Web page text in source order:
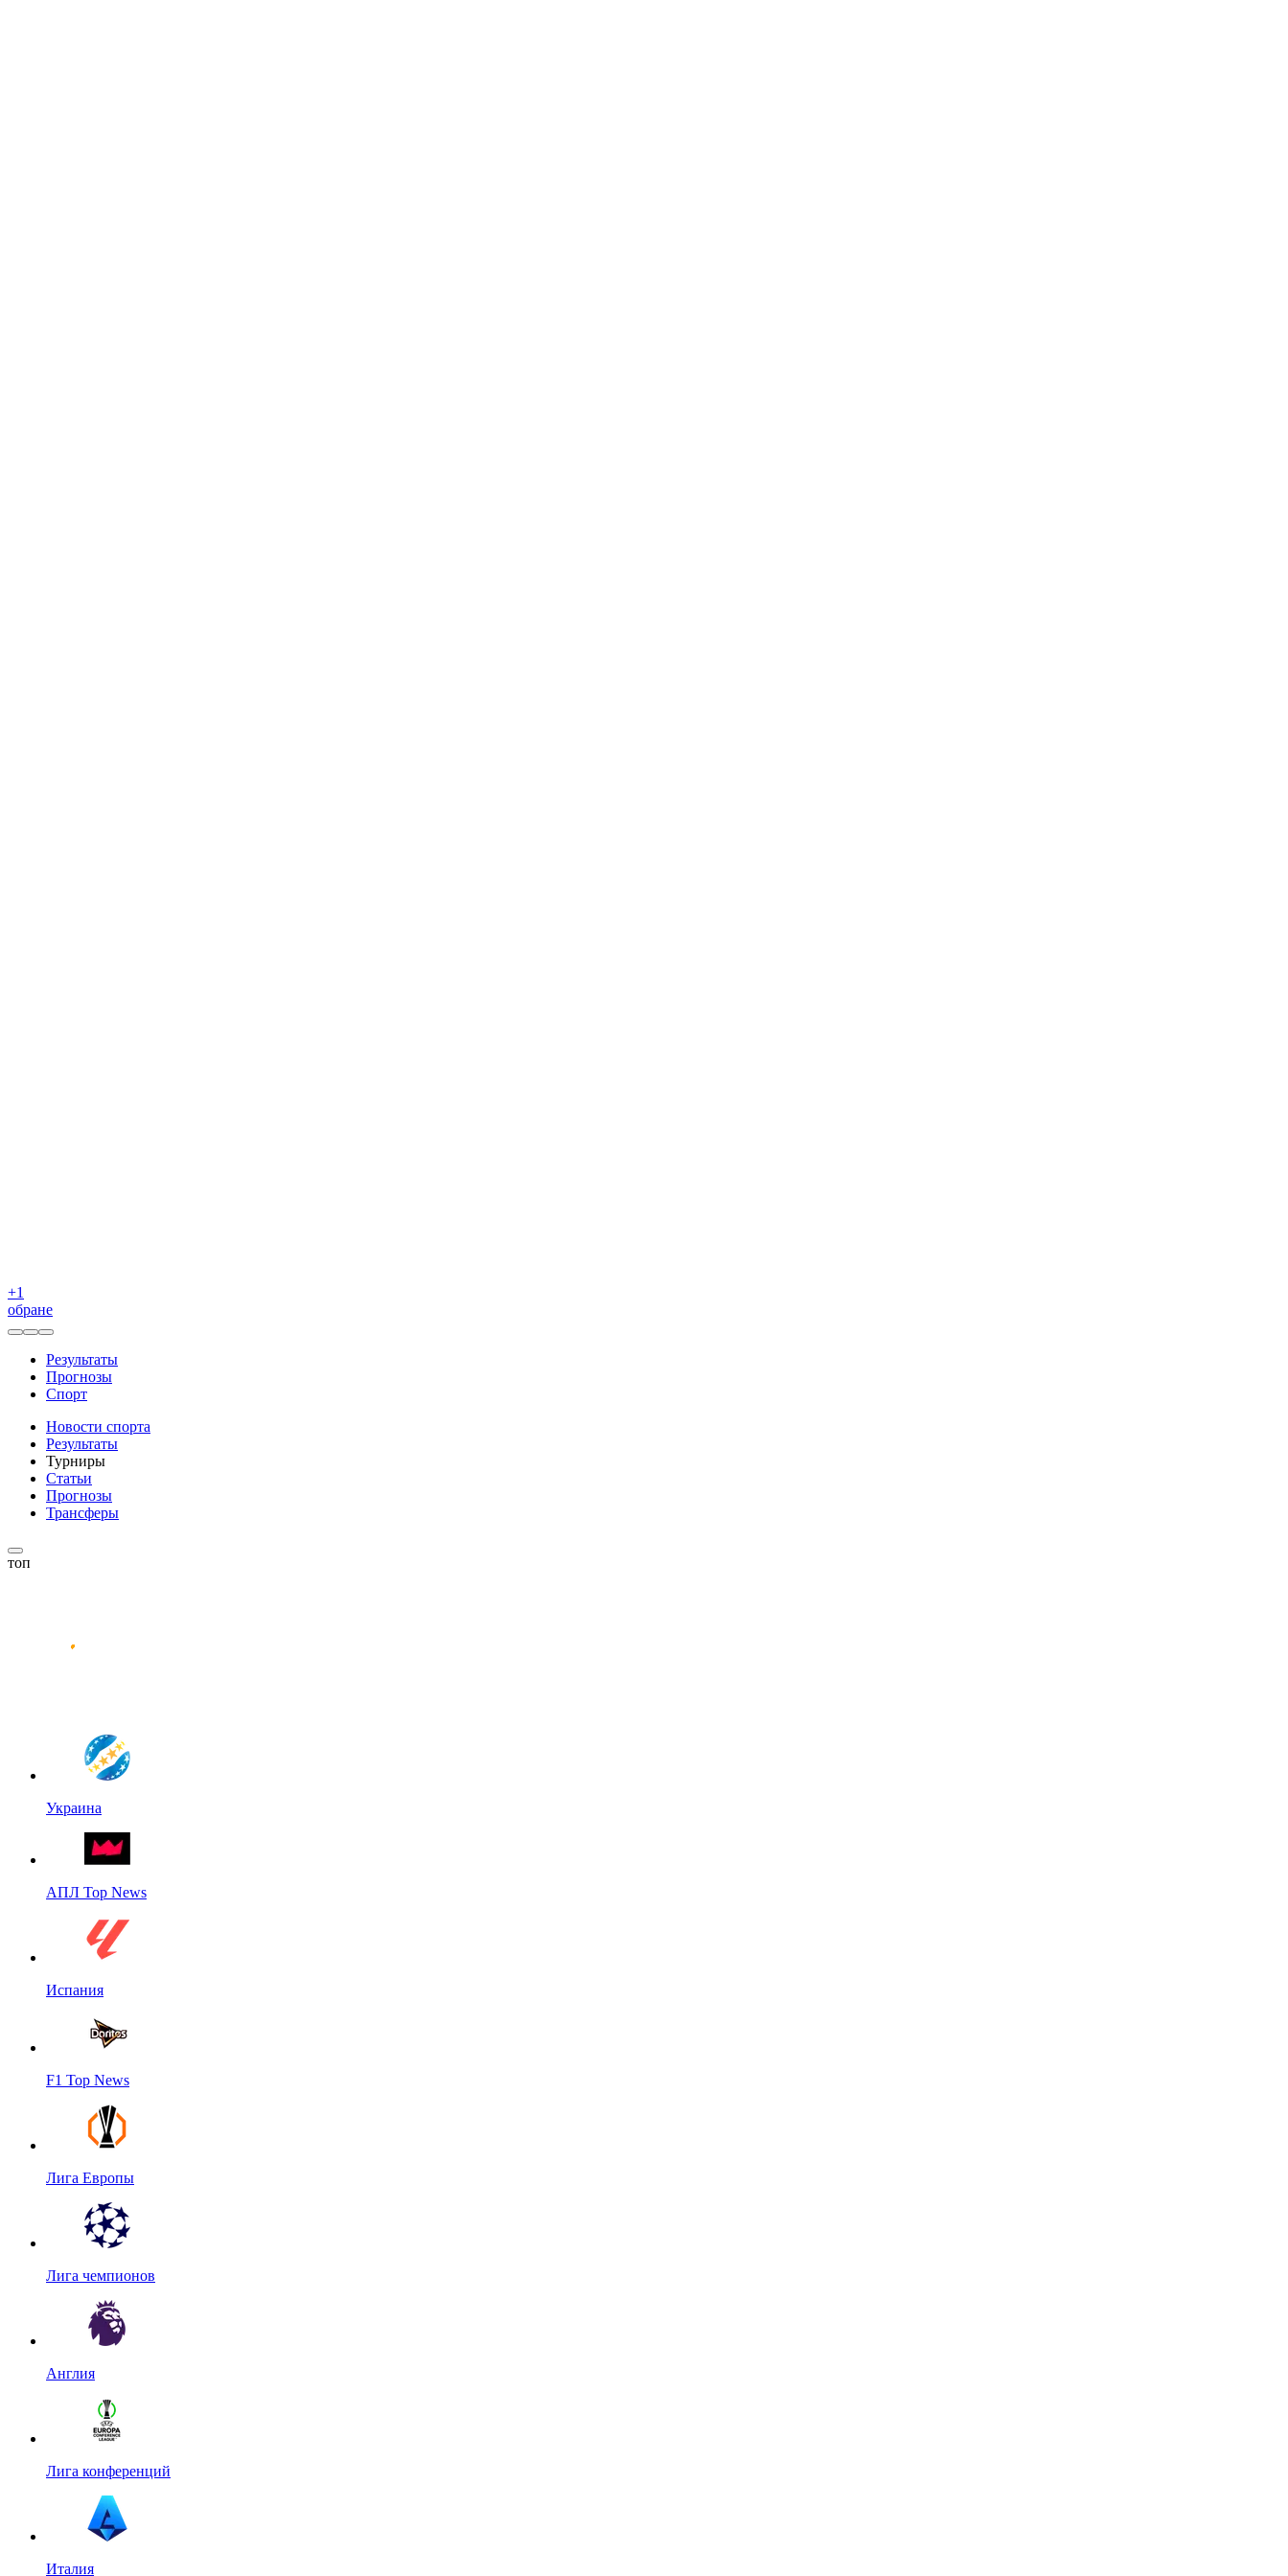
+1
обране
Результаты
Прогнозы
Спорт
Новости спорта
Результаты
Турниры
Статьи
Прогнозы
Трансферы
топ
Украина
АПЛ Top News
Испания
F1 Top News
Лига Европы
Лига чемпионов
Англия
Лига конференций
Италия